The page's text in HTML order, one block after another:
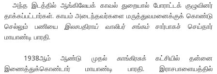
அந்த இடத்தில் ஆங்கிலேயக் காவல் துறையால் போராட்டக் குழுவினர்
தாக்கப்பட்டார்கள். காயம் அடைந்தவர்களை மருத்துவமனைக்குக் கொண்டு
செல்லும் பணியைஇலசபதிராய் வாலிபர் சங்கம்சார்பாகச் செய்தார்
மாயாண்டி பாரதி.
1938ஆம் ஆண்டு முதல் காங்கிரசுக்கட்சியில் தன்னை
இணைத்துக்கொண்டார் மாயாண்டி பாரதி. இராசபாளையத்தில்